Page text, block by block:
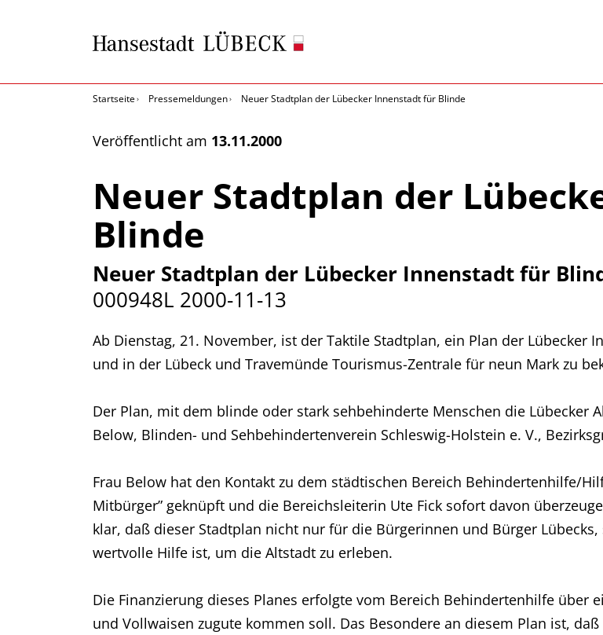
Startseite Pressemeldungen Neuer Stadtplan der Lübecker Innenstadt für Blinde
Veröffentlicht am 13.11.2000
Neuer Stadtplan der
Blinde
Neuer Stadtplan der Lübecker Innenstadt für
000948L 2000-11-13
Ab Dienstag, 21. November, ist der Taktile Stadtplan, ein Plan der
und in der Lübeck und Travemünde Tourismus-Zentrale für neun Mark zu
Der Plan, mit dem blinde oder stark sehbehinderte Menschen die Lübecker
Below, Blinden- und Sehbehindertenverein Schleswig-Holstein e. V.,
Frau Below hat den Kontakt zu dem städtischen Bereich Behindertenhilfe/
Mitbürger” geknüpft und die Bereichsleiterin Ute Fick sofort davon
klar, daß dieser Stadtplan nicht nur für die Bürgerinnen und Bürger
wertvolle Hilfe ist, um die Altstadt zu erleben.
Die Finanzierung dieses Planes erfolgte vom Bereich Behindertenhilfe über
und Vollwaisen zugute kommen soll. Das Besondere an diesem Plan ist,